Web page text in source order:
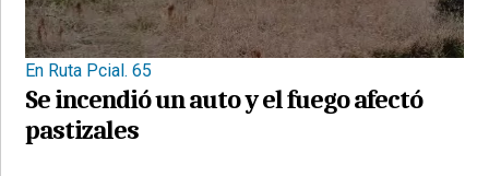
En Ruta Pcial. 65
Se incendió un auto y el fuego afectó
pastizales